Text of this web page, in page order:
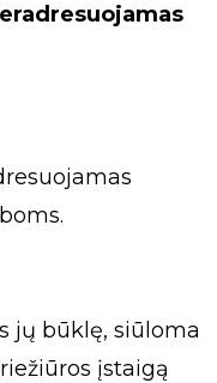
jų būklę, siūloma
įstaigą